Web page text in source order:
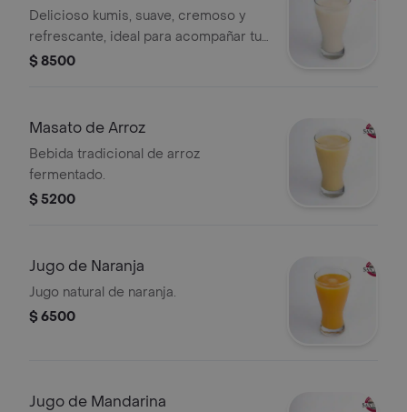
Delicioso kumis, suave, cremoso y
refrescante, ideal para acompañar tus
desayunos o disfrutar en cualquier
quienes buscan un sabor auténtico y
$ 8500
Masato de Arroz
Bebida tradicional de arroz
fermentado.
$ 5200
Jugo de Naranja
Jugo natural de naranja.
$ 6500
Jugo de Mandarina